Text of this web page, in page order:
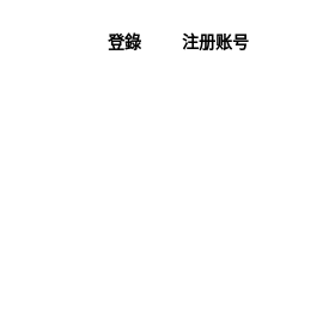
登錄 注册账号
立即購買